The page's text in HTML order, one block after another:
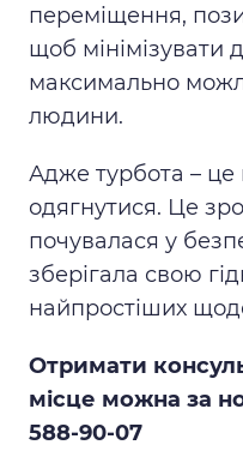
переміщення,
щоб мінімізувати
максимально
людини.
Адже турбота –
одягнутися. Це
почувалася у
зберігала свою
найпростіших
Отримати
місце можна за
588-90-07